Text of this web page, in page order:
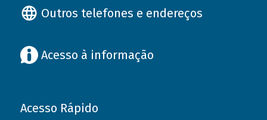
Outros telefones e endereços
Acesso à informação
Acesso Rápido